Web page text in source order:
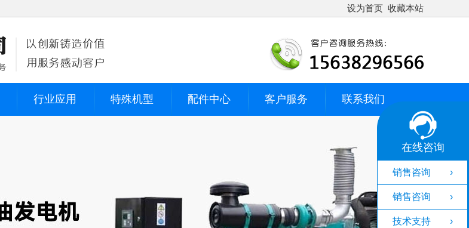
设为首页 收藏本站
行业应用 特殊机型 配件中心 客户服务 联系我们
在线咨询
销售咨询 ›
销售咨询 ›
技术支持 ›